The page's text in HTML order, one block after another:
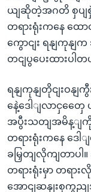
ယျဆိုတဲ့အဂတိ စှပျ
တရားရုံးကနေ ထေ
ကွောငျး ရနျကုန
တငျပွပေးထားပါတ
ရနျကုနျတိုငျးဝနျ
နေဲ့ဒေါျလာငှတှ
အပွီးသတျအမိန့ျကို
တရားရုံးကနေ ဒေါ
ခမြှတျလိုကျတာပါ။
တရားရုံးမှာ တရာ
အောငျဆနျးစုကွ